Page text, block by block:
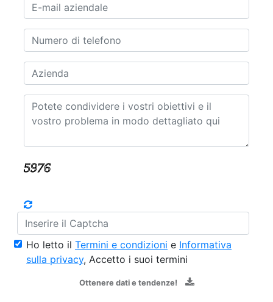
Ho letto il Termini e condizioni e Informativa
sulla privacy, Accetto i suoi termini
Ottenere dati e tendenze!